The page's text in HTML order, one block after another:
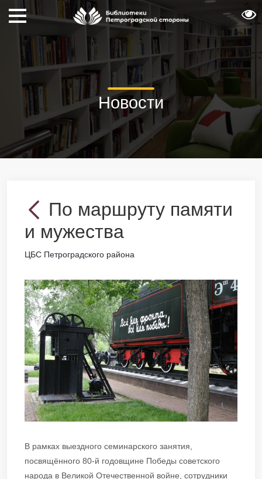
Новости
По маршруту памяти
и мужества
ЦБС Петроградского района
В рамках выездного семинарского занятия,
посвящённого 80-й годовщине Победы советского
народа в Великой Отечественной войне, сотрудники